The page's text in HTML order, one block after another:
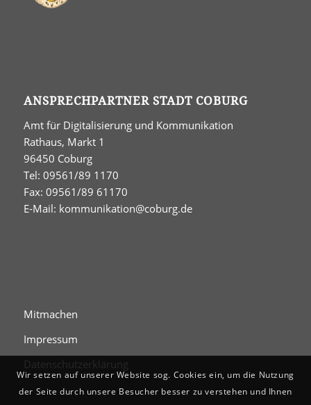
ANSPRECHPARTNER STADT COBURG
Amt für Digitalisierung und Kommunikation
Rathaus, Markt 1
96450 Coburg
Tel: 09561/89 1170
Fax: 09561/89 61170
E-Mail: kommunikation@coburg.de
Mitmachen
Impressum
Datenschutzerklärung
Wir setzen auf unserer Website sog. Cookies ein, um die Nutzung
der Seite durch unsere Besucher besser zu verstehen und Ihnen